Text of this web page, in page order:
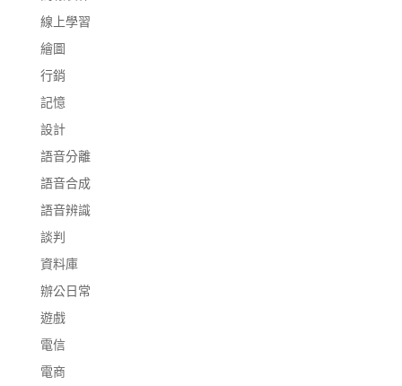
線上學習
繪圖
行銷
記憶
設計
語音分離
語音合成
語音辨識
談判
資料庫
辦公日常
遊戲
電信
電商